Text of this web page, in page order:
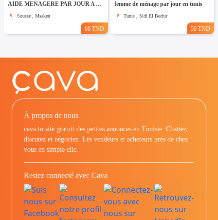
AIDE MENAGERE PAR JOUR A Msaken
Sousse , Msaken
60 TND
femme de ménage par jour en tunis
Tunis , Sidi El Bechir
50 TND
À propos de nous
cava.tn site gratuit des petites annonces en Tunisie: Chattez,
discutez et négociez. Les vendeurs et acheteurs prés de chez
vous en simple clic.
Restez connecté avec Cava